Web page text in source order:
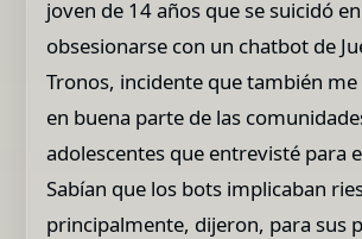
joven de 14 años que se suicidó
obsesionarse con un chatbot de
Tronos, incidente que también
en buena parte de las
adolescentes que entrevisté para
Sabían que los bots implicaban
principalmente, dijeron, para sus